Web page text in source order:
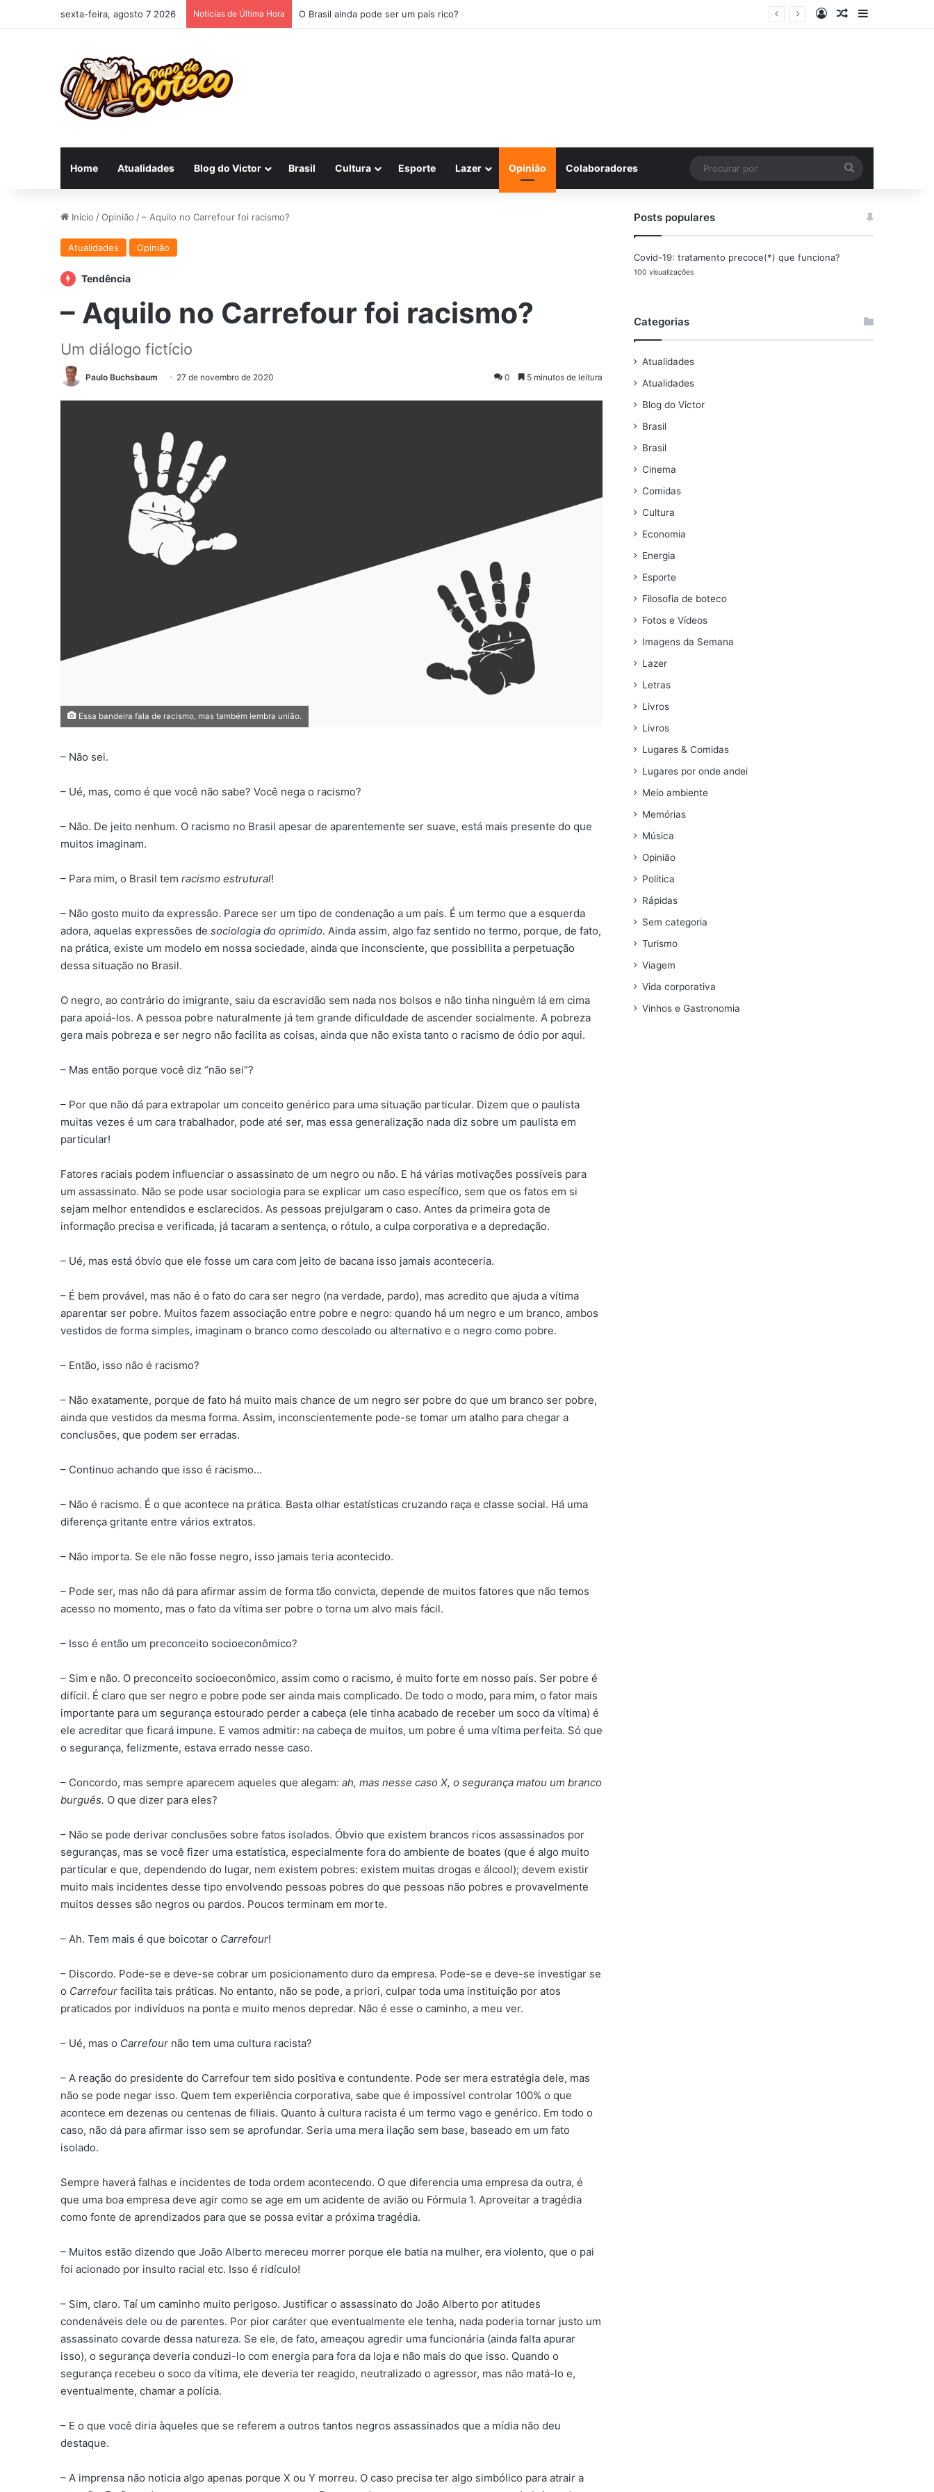
sexta-feira, agosto 7 2026 Notícias de Última Hora O Brasil ainda pode ser um país rico? EntrarArtigo aleatório
Home Atualidades Blog do Victor Brasil Cultura Esporte Lazer Opinião Colaboradores
por
Início /Opinião /– Aquilo no Carrefour foi racismo?
Atualidades Opinião
Tendência
– Aquilo no Carrefour foi racismo?
Um diálogo fictício
Paulo Buchsbaum 27 de novembro de 2020 0 5 minutos de leitura
Essa bandeira fala de racismo, mas também lembra união.
– Não sei.
– Ué, mas, como é que você não sabe? Você nega o racismo?
– Não. De jeito nenhum. O racismo no Brasil apesar de aparentemente ser suave, está mais presente do que
muitos imaginam.
– Para mim, o Brasil tem racismo estrutural!
– Não gosto muito da expressão. Parece ser um tipo de condenação a um país. É um termo que a esquerda
adora, aquelas expressões de sociologia do oprimido. Ainda assim, algo faz sentido no termo, porque, de fato,
na prática, existe um modelo em nossa sociedade, ainda que inconsciente, que possibilita a perpetuação
dessa situação no Brasil.
O negro, ao contrário do imigrante, saiu da escravidão sem nada nos bolsos e não tinha ninguém lá em cima
para apoiá-los. A pessoa pobre naturalmente já tem grande dificuldade de ascender socialmente. A pobreza
gera mais pobreza e ser negro não facilita as coisas, ainda que não exista tanto o racismo de ódio por aqui.
– Mas então porque você diz “não sei”?
– Por que não dá para extrapolar um conceito genérico para uma situação particular. Dizem que o paulista
muitas vezes é um cara trabalhador, pode até ser, mas essa generalização nada diz sobre um paulista em
particular!
Fatores raciais podem influenciar o assassinato de um negro ou não. E há várias motivações possíveis para
um assassinato. Não se pode usar sociologia para se explicar um caso específico, sem que os fatos em si
sejam melhor entendidos e esclarecidos. As pessoas prejulgaram o caso. Antes da primeira gota de
informação precisa e verificada, já tacaram a sentença, o rótulo, a culpa corporativa e a depredação.
– Ué, mas está óbvio que ele fosse um cara com jeito de bacana isso jamais aconteceria.
– É bem provável, mas não é o fato do cara ser negro (na verdade, pardo), mas acredito que ajuda a vítima
aparentar ser pobre. Muitos fazem associação entre pobre e negro: quando há um negro e um branco, ambos
vestidos de forma simples, imaginam o branco como descolado ou alternativo e o negro como pobre.
– Então, isso não é racismo?
– Não exatamente, porque de fato há muito mais chance de um negro ser pobre do que um branco ser pobre,
ainda que vestidos da mesma forma. Assim, inconscientemente pode-se tomar um atalho para chegar a
conclusões, que podem ser erradas.
– Continuo achando que isso é racismo…
– Não é racismo. É o que acontece na prática. Basta olhar estatísticas cruzando raça e classe social. Há uma
diferença gritante entre vários extratos.
– Não importa. Se ele não fosse negro, isso jamais teria acontecido.
– Pode ser, mas não dá para afirmar assim de forma tão convicta, depende de muitos fatores que não temos
acesso no momento, mas o fato da vítima ser pobre o torna um alvo mais fácil.
– Isso é então um preconceito socioeconômico?
– Sim e não. O preconceito socioeconômico, assim como o racismo, é muito forte em nosso país. Ser pobre é
difícil. É claro que ser negro e pobre pode ser ainda mais complicado. De todo o modo, para mim, o fator mais
importante para um segurança estourado perder a cabeça (ele tinha acabado de receber um soco da vítima) é
ele acreditar que ficará impune. E vamos admitir: na cabeça de muitos, um pobre é uma vítima perfeita. Só que
o segurança, felizmente, estava errado nesse caso.
– Concordo, mas sempre aparecem aqueles que alegam: ah, mas nesse caso X, o segurança matou um branco
burguês. O que dizer para eles?
– Não se pode derivar conclusões sobre fatos isolados. Óbvio que existem brancos ricos assassinados por
seguranças, mas se você fizer uma estatística, especialmente fora do ambiente de boates (que é algo muito
particular e que, dependendo do lugar, nem existem pobres: existem muitas drogas e álcool); devem existir
muito mais incidentes desse tipo envolvendo pessoas pobres do que pessoas não pobres e provavelmente
muitos desses são negros ou pardos. Poucos terminam em morte.
– Ah. Tem mais é que boicotar o Carrefour!
– Discordo. Pode-se e deve-se cobrar um posicionamento duro da empresa. Pode-se e deve-se investigar se
o Carrefour facilita tais práticas. No entanto, não se pode, a priori, culpar toda uma instituição por atos
praticados por indivíduos na ponta e muito menos depredar. Não é esse o caminho, a meu ver.
– Ué, mas o Carrefour não tem uma cultura racista?
– A reação do presidente do Carrefour tem sido positiva e contundente. Pode ser mera estratégia dele, mas
não se pode negar isso. Quem tem experiência corporativa, sabe que é impossível controlar 100% o que
acontece em dezenas ou centenas de filiais. Quanto à cultura racista é um termo vago e genérico. Em todo o
caso, não dá para afirmar isso sem se aprofundar. Seria uma mera ilação sem base, baseado em um fato
isolado.
Sempre haverá falhas e incidentes de toda ordem acontecendo. O que diferencia uma empresa da outra, é
que uma boa empresa deve agir como se age em um acidente de avião ou Fórmula 1. Aproveitar a tragédia
como fonte de aprendizados para que se possa evitar a próxima tragédia.
– Muitos estão dizendo que João Alberto mereceu morrer porque ele batia na mulher, era violento, que o pai
foi acionado por insulto racial etc. Isso é ridículo!
– Sim, claro. Taí um caminho muito perigoso. Justificar o assassinato do João Alberto por atitudes
condenáveis dele ou de parentes. Por pior caráter que eventualmente ele tenha, nada poderia tornar justo um
assassinato covarde dessa natureza. Se ele, de fato, ameaçou agredir uma funcionária (ainda falta apurar
isso), o segurança deveria conduzi-lo com energia para fora da loja e não mais do que isso. Quando o
segurança recebeu o soco da vítima, ele deveria ter reagido, neutralizado o agressor, mas não matá-lo e,
eventualmente, chamar a polícia.
– E o que você diria àqueles que se referem a outros tantos negros assassinados que a mídia não deu
destaque.
– A imprensa não noticia algo apenas porque X ou Y morreu. O caso precisa ter algo simbólico para atrair a
Posts populares
Covid-19: tratamento precoce(*) que funciona?
100 visualizações
Categorias
Atualidades
Atualidades
Blog do Victor
Brasil
Brasil
Cinema
Comidas
Cultura
Economia
Energia
Esporte
Filosofia de boteco
Fotos e Vídeos
Imagens da Semana
Lazer
Letras
Livros
Livros
Lugares & Comidas
Lugares por onde andei
Meio ambiente
Memórias
Música
Opinião
Política
Rápidas
Sem categoria
Turismo
Viagem
Vida corporativa
Vinhos e Gastronomia